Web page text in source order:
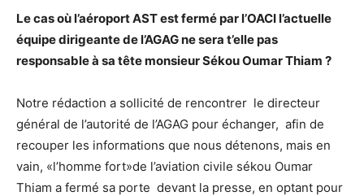
Le cas où l’aéroport AST est fermé par l’OACI l’actuelle
équipe dirigeante de l’AGAG ne sera t’elle pas
responsable à sa tête monsieur Sékou Oumar Thiam ?
Notre rédaction a sollicité de rencontrer le directeur
général de l’autorité de l’AGAG pour échanger, afin de
recouper les informations que nous détenons, mais en
vain, «l’homme fort»de l’aviation civile sékou Oumar
Thiam a fermé sa porte devant la presse, en optant pour